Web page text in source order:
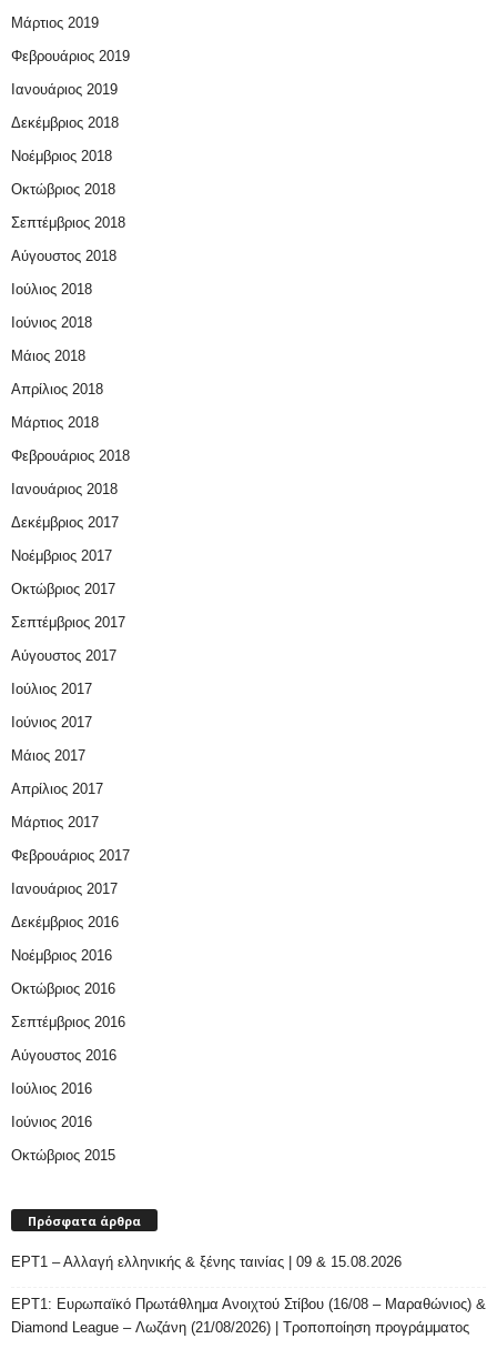
Μάρτιος 2019
Φεβρουάριος 2019
Ιανουάριος 2019
Δεκέμβριος 2018
Νοέμβριος 2018
Οκτώβριος 2018
Σεπτέμβριος 2018
Αύγουστος 2018
Ιούλιος 2018
Ιούνιος 2018
Μάιος 2018
Απρίλιος 2018
Μάρτιος 2018
Φεβρουάριος 2018
Ιανουάριος 2018
Δεκέμβριος 2017
Νοέμβριος 2017
Οκτώβριος 2017
Σεπτέμβριος 2017
Αύγουστος 2017
Ιούλιος 2017
Ιούνιος 2017
Μάιος 2017
Απρίλιος 2017
Μάρτιος 2017
Φεβρουάριος 2017
Ιανουάριος 2017
Δεκέμβριος 2016
Νοέμβριος 2016
Οκτώβριος 2016
Σεπτέμβριος 2016
Αύγουστος 2016
Ιούλιος 2016
Ιούνιος 2016
Οκτώβριος 2015
Πρόσφατα άρθρα
ΕΡΤ1 – Αλλαγή ελληνικής & ξένης ταινίας | 09 & 15.08.2026
ΕΡΤ1: Ευρωπαϊκό Πρωτάθλημα Ανοιχτού Στίβου (16/08 – Μαραθώνιος) &
Diamond League – Λωζάνη (21/08/2026) | Τροποποίηση προγράμματος